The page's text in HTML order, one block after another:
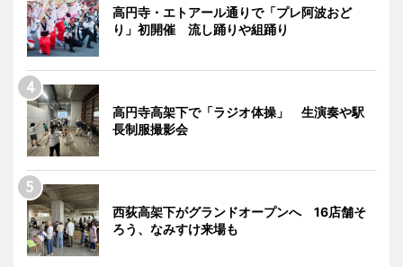
高円寺・エトアール通りで「プレ阿波おど
り」初開催 流し踊りや組踊り
高円寺高架下で「ラジオ体操」 生演奏や駅
長制服撮影会
西荻高架下がグランドオープンへ 16店舗そ
ろう、なみすけ来場も